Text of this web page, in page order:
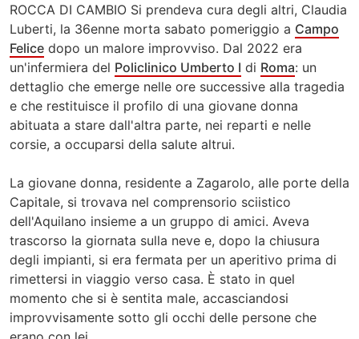
ROCCA DI CAMBIO Si prendeva cura degli altri, Claudia
Luberti, la 36enne morta sabato pomeriggio a Campo
Felice dopo un malore improvviso. Dal 2022 era
un'infermiera del Policlinico Umberto I di Roma: un
dettaglio che emerge nelle ore successive alla tragedia
e che restituisce il profilo di una giovane donna
abituata a stare dall'altra parte, nei reparti e nelle
corsie, a occuparsi della salute altrui.
La giovane donna, residente a Zagarolo, alle porte della
Capitale, si trovava nel comprensorio sciistico
dell'Aquilano insieme a un gruppo di amici. Aveva
trascorso la giornata sulla neve e, dopo la chiusura
degli impianti, si era fermata per un aperitivo prima di
rimettersi in viaggio verso casa. È stato in quel
momento che si è sentita male, accasciandosi
improvvisamente sotto gli occhi delle persone che